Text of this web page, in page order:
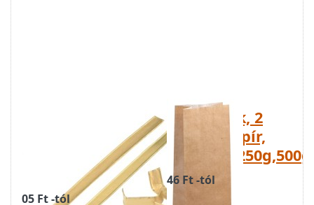
színű fémszalag
3,10,12,15,16 cm
05 Ft -tól
Teás tasak, 2
rétegű papír,
46 Ft -tól